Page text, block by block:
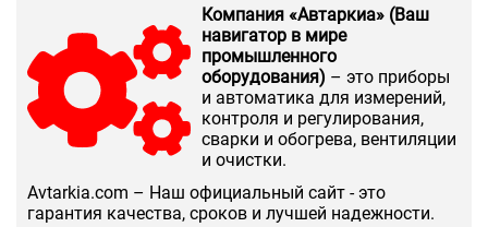
Компания «Автаркиа» (Ваш
навигатор в мире
промышленного
оборудования) – это приборы
и автоматика для измерений,
контроля и регулирования,
сварки и обогрева, вентиляции
и очистки.
Аvtarkia.com – Наш официальный сайт - это
гарантия качества, сроков и лучшей надежности.